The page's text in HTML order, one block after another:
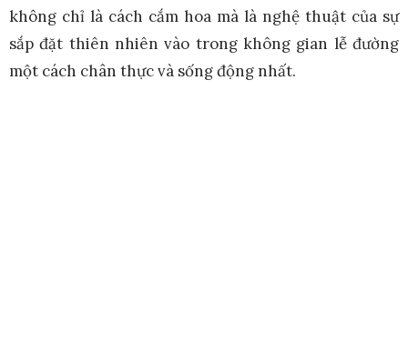
không chỉ là cách cắm hoa mà là nghệ thuật của sự
sắp đặt thiên nhiên vào trong không gian lễ đường
một cách chân thực và sống động nhất.